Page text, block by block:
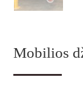
Mobilios